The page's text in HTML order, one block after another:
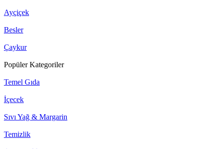
Ayçiçek
Besler
Çaykur
Popüler Kategoriler
Temel Gıda
İçecek
Sıvı Yağ & Margarin
Temizlik